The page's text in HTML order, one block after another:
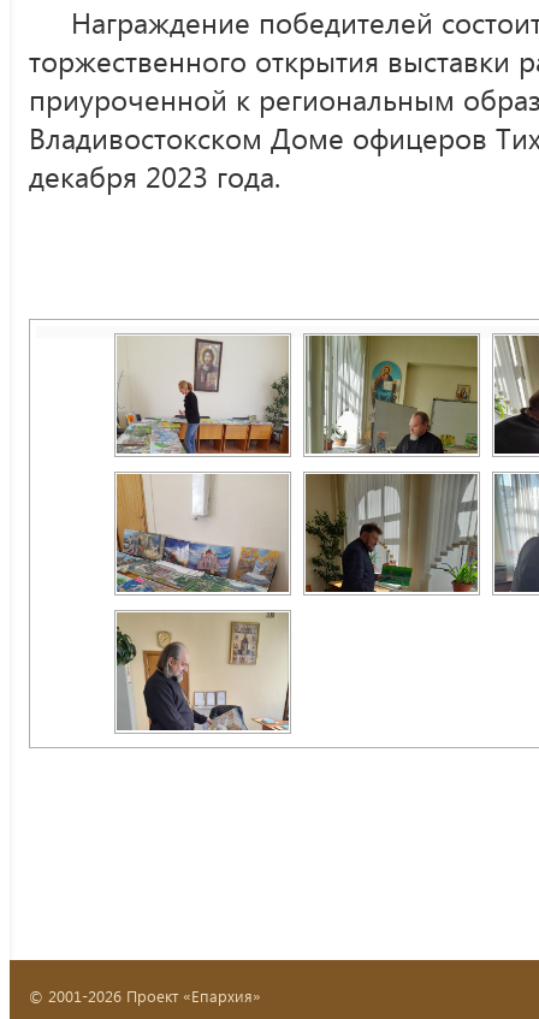
Награждение победителей
торжественного открытия выставки
приуроченной к региональным
Владивостокском Доме офицеров
декабря 2023 года.
© 2001-2026 Проект «Епархия»